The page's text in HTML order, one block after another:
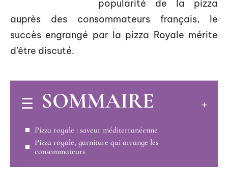
popularité de la pizza
auprès des consommateurs français, le
succès engrangé par la pizza Royale mérite
d’être discuté.
SOMMAIRE
Pizza royale : saveur méditerranéenne
Pizza royale, garniture qui arrange les
consommateurs